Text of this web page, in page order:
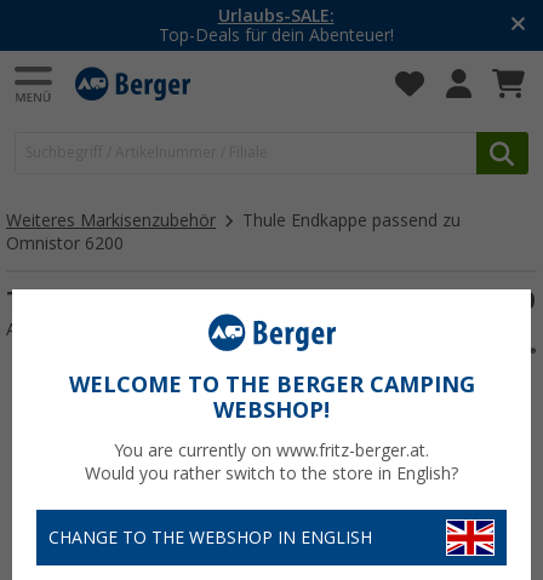
Urlaubs-SALE:
Top-Deals für dein Abenteuer!
Weiteres Markisenzubehör
Thule Endkappe passend zu
Omnistor 6200
Thule Endkappe passend zu Omnistor 6200
Art.-Nr.: Endkappeluralu6200114333
WELCOME TO THE BERGER CAMPING
WEBSHOP!
You are currently on www.fritz-berger.at.
Would you rather switch to the store in English?
CHANGE TO THE WEBSHOP IN ENGLISH